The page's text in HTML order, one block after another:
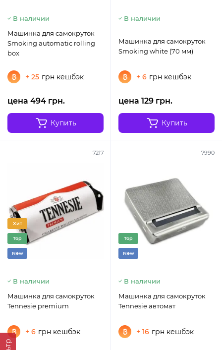
В наличии
Машинка для самокруток
Smoking automatic rolling
box
+ 25 грн кешбэк
цена 494 грн.
Купить
В наличии
Машинка для самокруток
Smoking white (70 мм)
+ 6 грн кешбэк
цена 129 грн.
Купить
7217
Хит
Top
New
В наличии
Машинка для самокруток
Tennesie premium
+ 6 грн кешбэк
7990
Top
New
В наличии
Машинка для самокруток
Tennesie автомат
+ 16 грн кешбэк